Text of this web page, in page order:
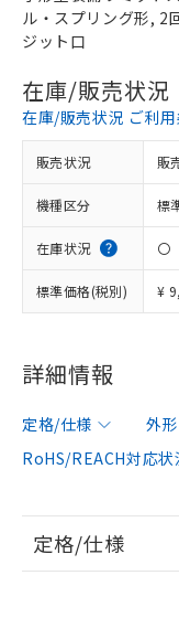
ル・スプリング形, 2
ジット口
在庫/販売状況
在庫/販売状況 ご利用
販売状況 販
機種区分 標
在庫状況 〇
標準価格(税別) ¥
詳細情報
定格/仕様 外
RoHS/REACH対応状
定格/仕様